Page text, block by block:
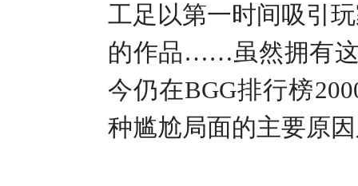
工足以第一时间吸引
的作品……虽然拥有这
今仍在BGG排行榜
种尴尬局面的主要原